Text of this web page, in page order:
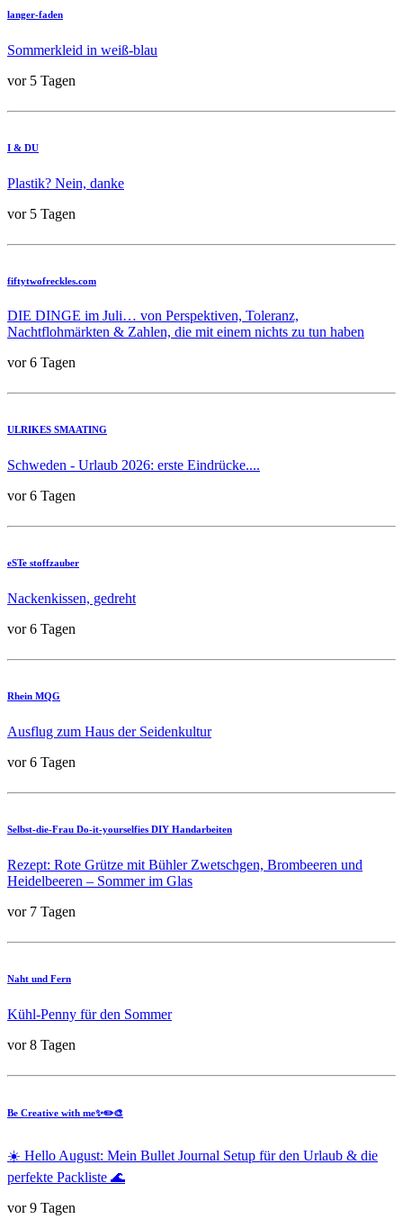
langer-faden
Sommerkleid in weiß-blau
vor 5 Tagen
I & DU
Plastik? Nein, danke
vor 5 Tagen
fiftytwofreckles.com
DIE DINGE im Juli… von Perspektiven, Toleranz,
Nachtflohmärkten & Zahlen, die mit einem nichts zu tun haben
vor 6 Tagen
ULRIKES SMAATING
Schweden - Urlaub 2026: erste Eindrücke....
vor 6 Tagen
eSTe stoffzauber
Nackenkissen, gedreht
vor 6 Tagen
Rhein MQG
Ausflug zum Haus der Seidenkultur
vor 6 Tagen
Selbst-die-Frau Do-it-yourselfies DIY Handarbeiten
Rezept: Rote Grütze mit Bühler Zwetschgen, Brombeeren und
Heidelbeeren – Sommer im Glas
vor 7 Tagen
Naht und Fern
Kühl-Penny für den Sommer
vor 8 Tagen
Be Creative with me✨✏️🎨
☀️ Hello August: Mein Bullet Journal Setup für den Urlaub & die
perfekte Packliste 🌊
vor 9 Tagen